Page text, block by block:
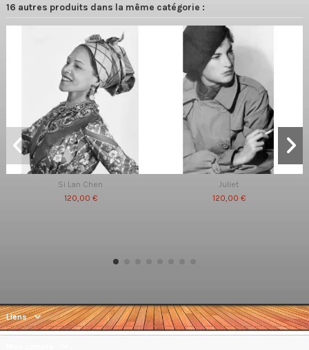
16 autres produits dans la même catégorie :
Si Lan Chen
120,00 €
Juliet
120,00 €
Liens